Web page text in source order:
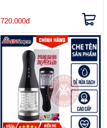
720.000đ